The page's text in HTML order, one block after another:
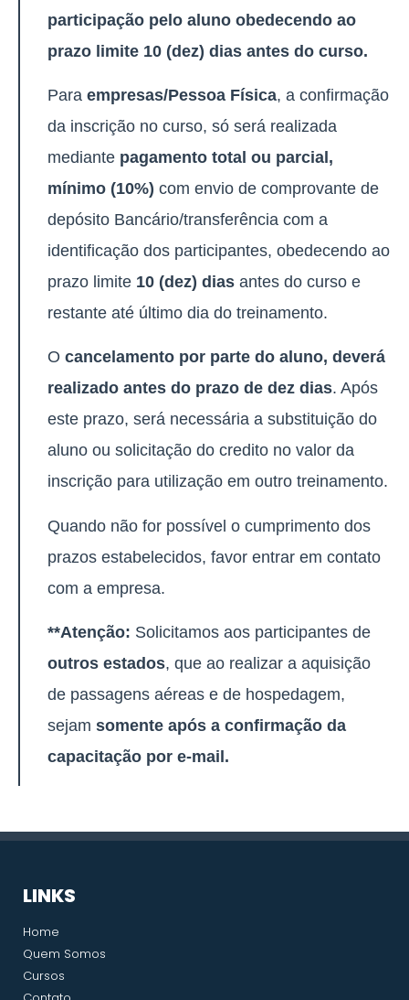
participação pelo aluno obedecendo ao
prazo limite 10 (dez) dias antes do curso.
Para empresas/Pessoa Física, a confirmação
da inscrição no curso, só será realizada
mediante pagamento total ou parcial,
mínimo (10%) com envio de comprovante de
depósito Bancário/transferência com a
identificação dos participantes, obedecendo ao
prazo limite 10 (dez) dias antes do curso e
restante até último dia do treinamento.
O cancelamento por parte do aluno, deverá
realizado antes do prazo de dez dias. Após
este prazo, será necessária a substituição do
aluno ou solicitação do credito no valor da
inscrição para utilização em outro treinamento.
Quando não for possível o cumprimento dos
prazos estabelecidos, favor entrar em contato
com a empresa.
**Atenção: Solicitamos aos participantes de
outros estados, que ao realizar a aquisição
de passagens aéreas e de hospedagem,
sejam somente após a confirmação da
capacitação por e-mail.
LINKS
Home
Quem Somos
Cursos